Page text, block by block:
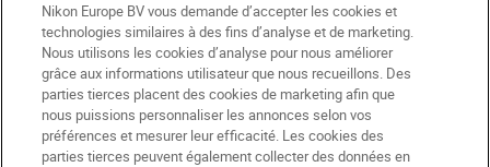
CH Nikon Sites
Contactez-nous
Avis de confidentialité
Conditions d’utilisation
Nikon Europe BV vous demande d’accepter les cookies et
technologies similaires à des fins d’analyse et de marketing.
Nous utilisons les cookies d’analyse pour nous améliorer
grâce aux informations utilisateur que nous recueillons. Des
parties tierces placent des cookies de marketing afin que
nous puissions personnaliser les annonces selon vos
préférences et mesurer leur efficacité. Les cookies des
parties tierces peuvent également collecter des données en